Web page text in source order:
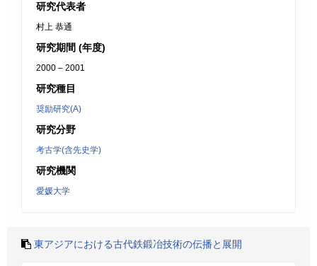
研究代表者
村上 恭通
研究期間 (年度)
2000 – 2001
研究種目
奨励研究(A)
研究分野
考古学(含先史学)
研究機関
愛媛大学
東アジアにおける古代鉄鍛冶技術の伝播と展開